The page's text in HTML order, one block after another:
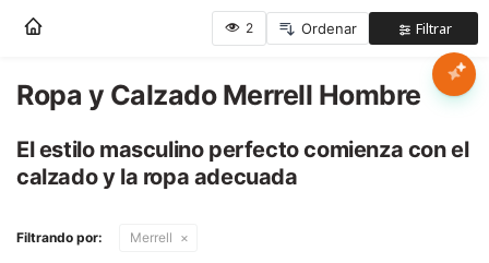
Nota:
este
web
incluye
sistema
de
Ropa y Calzado Merrell Hombre
El estilo masculino perfecto comienza con el
calzado y la ropa adecuada
Filtrando por: Merrell
Mujer
Hombre
Niños